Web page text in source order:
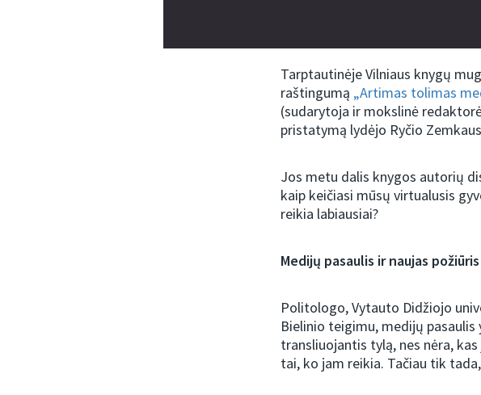
Tarptautinėje Vilniaus knygų
raštingumą „Artimas tolimas
(sudarytoja ir mokslinė
pristatymą lydėjo Ryčio
Jos metu dalis knygos autorių
kaip keičiasi mūsų virtualusis
reikia labiausiai?
Medijų pasaulis ir naujas
Politologo, Vytauto Didžiojo
Bielinio teigimu, medijų
transliuojantis tylą, nes nėra,
tai, ko jam reikia. Tačiau tik